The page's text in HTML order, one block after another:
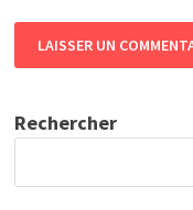
Rechercher